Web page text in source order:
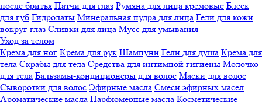
после бритья Патчи для глаз Румяна для лица кремовые Блеск
для губ Гидролаты Минеральная пудра для лица Гели для кожи
вокруг глаз Сливки для лица Мусс для умывания
Уход за телом
Крема для ног Крема для рук Шампуни Гели для душа Крема для
тела Скрабы для тела Средства для интимной гигиены Молочко
для тела Бальзамы-кондиционеры для волос Маски для волос
Сыворотки для волос Эфирные масла Смеси эфирных масел
Ароматические масла Парфюмерные масла Косметические